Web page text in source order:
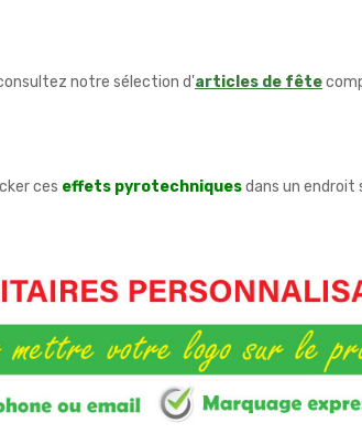
notre sélection d'articles de fête
ces effets pyrotechniquesdans un endroit